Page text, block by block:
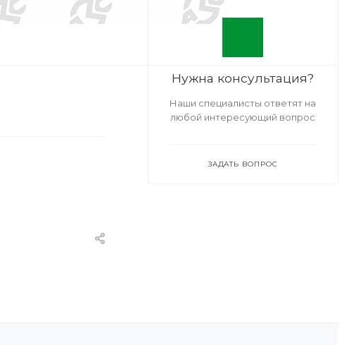
Нужна консультация?
Наши специалисты ответят на
любой интересующий вопрос
ЗАДАТЬ ВОПРОС